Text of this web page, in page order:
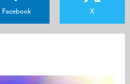
Facebook X